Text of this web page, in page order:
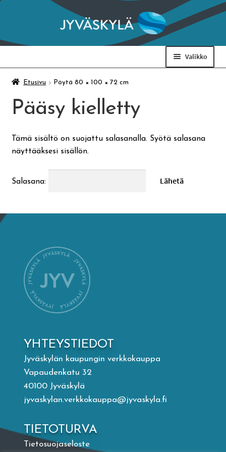
Siirry
navigointiin
Siirry
sisältöön
Valikko
Taidemuseo & Ratamo
Suomen käsityön museo
Skeittihalli
Taideapteekki
Kirjasto
Valon Kaupunki
Lasten Lysti & LystiKylä-festivaali
English
Etusivu Pöytä 80 × 100 × 72 cm
Pääsy kielletty
Tämä sisältö on suojattu salasanalla. Syötä salasana
näyttääksesi sisällön.
Salasana:
YHTEYSTIEDOT
Jyväskylän kaupungin verkkokauppa
Vapaudenkatu 32
40100 Jyväskylä
jyvaskylan.verkkokauppa@jyvaskyla.fi
TIETOTURVA
Tietosuojaseloste